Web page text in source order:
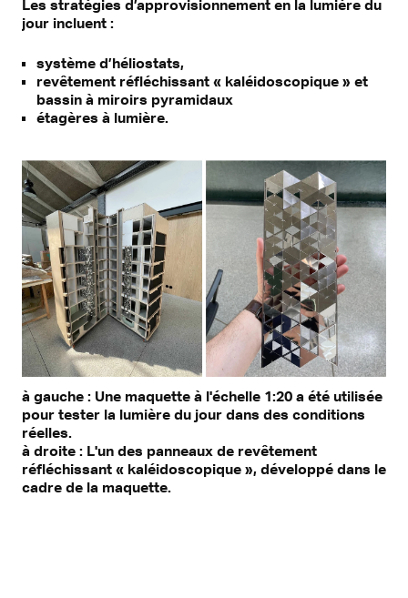
Les stratégies d’approvisionnement en la lumière du
jour incluent :
système d’héliostats,
revêtement réfléchissant « kaléidoscopique » et
bassin à miroirs pyramidaux
étagères à lumière.
à gauche : Une maquette à l'échelle 1:20 a été utilisée
pour tester la lumière du jour dans des conditions
réelles.
à droite : L'un des panneaux de revêtement
réfléchissant « kaléidoscopique », développé dans le
cadre de la maquette.